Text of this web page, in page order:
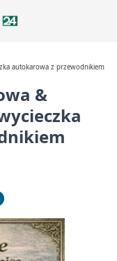
autokarowa z przewodnikiem
&